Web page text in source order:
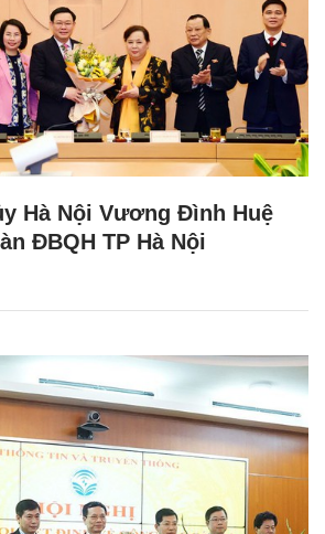
Hà Nội Vương Đình Huệ
ĐBQH TP Hà Nội